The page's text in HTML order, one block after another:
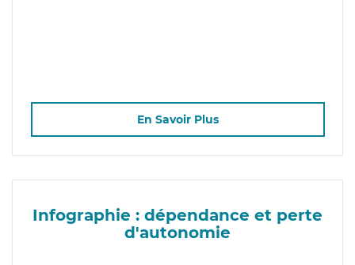
En Savoir Plus
Infographie : dépendance et perte
d'autonomie